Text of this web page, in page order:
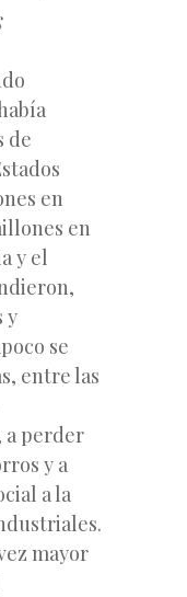
de
en
en
y el
y
se
entre las
a perder
y a
a la
mayor